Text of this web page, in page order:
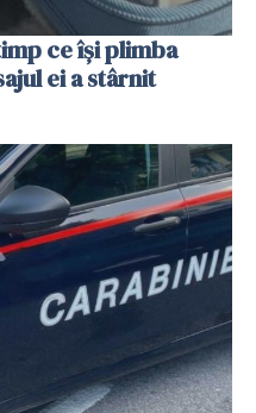
ce își plimba
ei a stârnit